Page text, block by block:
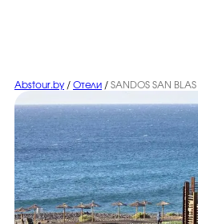
Abstour.by / Отели / SANDOS SAN BLAS